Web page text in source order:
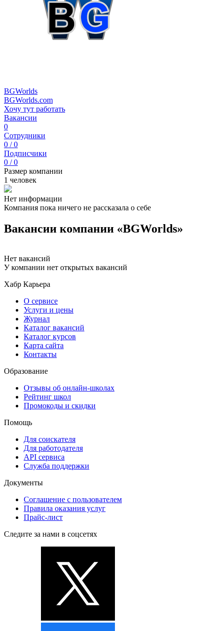
BGWorlds
BGWorlds.com
Хочу тут работать
Вакансии
0
Сотрудники
0 / 0
Подписчики
0 / 0
Размер компании
1 человек
Нет информации
Компания пока ничего не рассказала о себе
Вакансии компании «BGWorlds»
Нет вакансий
У компании нет открытых вакансий
Хабр Карьера
О сервисе
Услуги и цены
Журнал
Каталог вакансий
Каталог курсов
Карта сайта
Контакты
Образование
Отзывы об онлайн-школах
Рейтинг школ
Промокоды и скидки
Помощь
Для соискателя
Для работодателя
API сервиса
Служба поддержки
Документы
Соглашение с пользователем
Правила оказания услуг
Прайс-лист
Следите за нами в соцсетях